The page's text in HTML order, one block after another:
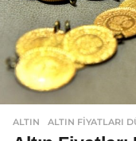
ALTIN ALTIN FIYATLARI